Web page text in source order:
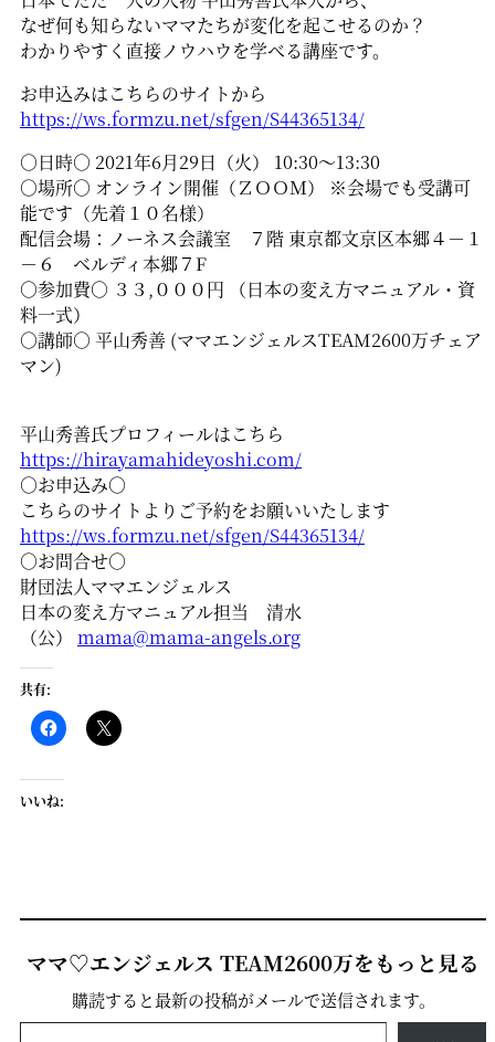
なぜ何も知らないママたちが変化を起こせるのか？
わかりやすく直接ノウハウを学べる講座です。
お申込みはこちらのサイトから
https://ws.formzu.net/sfgen/S44365134/
○日時○ 2021年6月29日（火） 10:30〜13:30
○場所○ オンライン開催（ＺＯＯＭ） ※会場でも受講可
能です（先着１０名様）
配信会場：ノーネス会議室 ７階 東京都文京区本郷４－１
－６ ベルディ本郷７F
○参加費○ ３３,０００円 （日本の変え方マニュアル・資
料一式）
○講師○ 平山秀善 (ママエンジェルスTEAM2600万チェア
マン)
平山秀善氏プロフィールはこちら
https://hirayamahideyoshi.com/
○お申込み○
こちらのサイトよりご予約をお願いいたします
https://ws.formzu.net/sfgen/S44365134/
○お問合せ○
財団法人ママエンジェルス
日本の変え方マニュアル担当 清水
（公） mama@mama-angels.org
共有:
いいね:
ママ♡エンジェルス TEAM2600万をもっと見る
購読すると最新の投稿がメールで送信されます。
メールアドレスを入力...